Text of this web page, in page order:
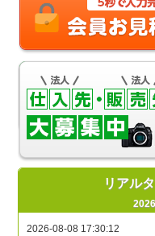
リアル